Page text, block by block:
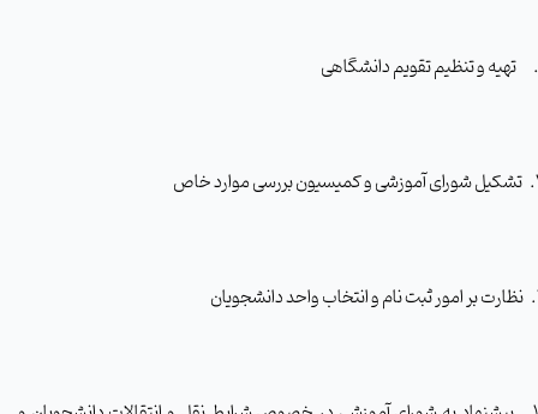
تهیه و تنظیم تقویم دانشگاهی
تشکیل شورای آموزشی و کمیسیون بررسی موارد خاص
نظارت بر امور ثبت نام و انتخاب واحد دانشجویان